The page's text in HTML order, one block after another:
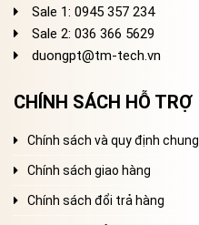
Sale 1: 0945 357 234
Sale 2: 036 366 5629
duongpt@tm-tech.vn
CHÍNH SÁCH HỖ TRỢ
Chính sách và quy định chung
Chính sách giao hàng
Chính sách đổi trả hàng